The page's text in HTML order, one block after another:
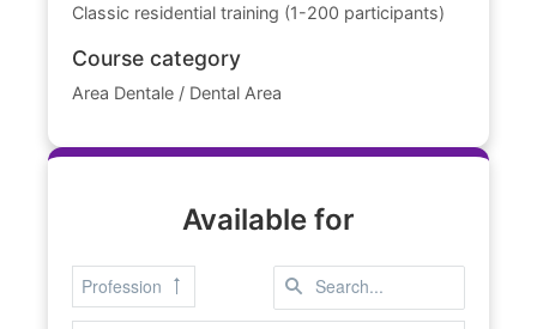
Classic residential training (1-200 participants)
Course category
Area Dentale / Dental Area
Available for
Profession